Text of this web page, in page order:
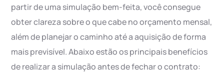
partir de uma simulação bem-feita, você consegue
obter clareza sobre o que cabe no orçamento mensal,
além de planejar o caminho até a aquisição de forma
mais previsível. Abaixo estão os principais benefícios
de realizar a simulação antes de fechar o contrato: